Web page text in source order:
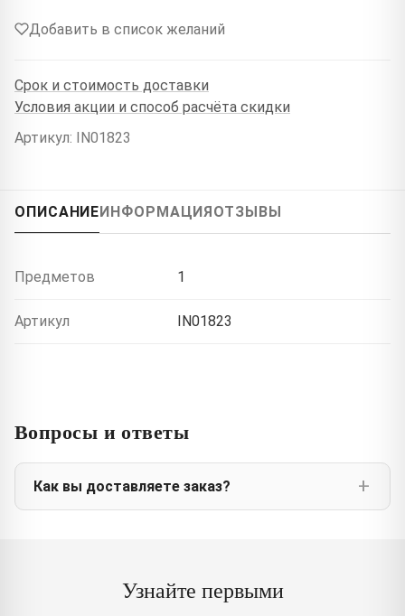
Добавить в список желаний
Срок и стоимость доставки
Условия акции и способ расчёта скидки
Артикул: IN01823
ОПИСАНИЕИНФОРМАЦИЯОТЗЫВЫ
Предметов 1
Артикул IN01823
Вопросы и ответы
Как вы доставляете заказ?
Узнайте первыми